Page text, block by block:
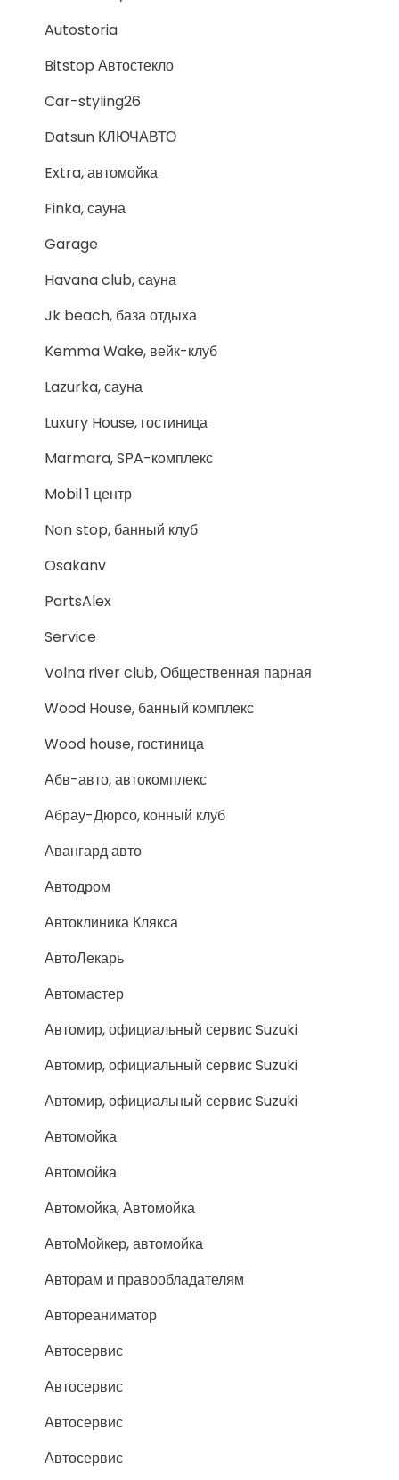
Autostoria
Bitstop Автостекло
Car-styling26
Datsun КЛЮЧАВТО
Extra, автомойка
Finka, сауна
Garage
Havana club, сауна
Jk beach, база отдыха
Kemma Wake, вейк-клуб
Lazurka, сауна
Luxury House, гостиница
Marmara, SPA-комплекс
Mobil 1 центр
Non stop, банный клуб
Osakanv
PartsAlex
Service
Volna river club, Общественная парная
Wood House, банный комплекс
Wood house, гостиница
Абв-авто, автокомплекс
Абрау-Дюрсо, конный клуб
Авангард авто
Автодром
Автоклиника Клякса
АвтоЛекарь
Автомастер
Автомир, официальный сервис Suzuki
Автомир, официальный сервис Suzuki
Автомир, официальный сервис Suzuki
Автомойка
Автомойка
Автомойка, Автомойка
АвтоМойкер, автомойка
Авторам и правообладателям
Автореаниматор
Автосервис
Автосервис
Автосервис
Автосервис